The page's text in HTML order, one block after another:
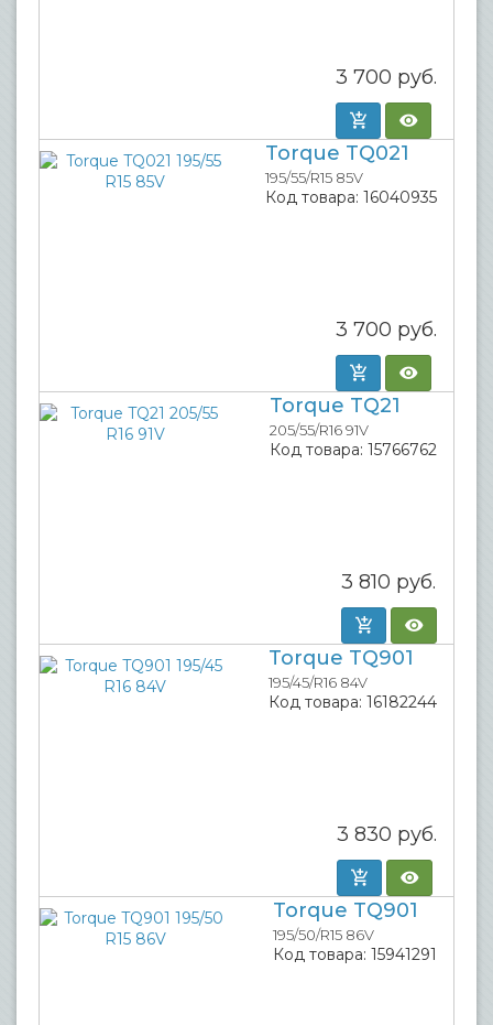
3 700 руб.
Torque TQ021
195/55/R15 85V
Код товара: 16040935
3 700 руб.
Torque TQ21
205/55/R16 91V
Код товара: 15766762
3 810 руб.
Torque TQ901
195/45/R16 84V
Код товара: 16182244
3 830 руб.
Torque TQ901
195/50/R15 86V
Код товара: 15941291